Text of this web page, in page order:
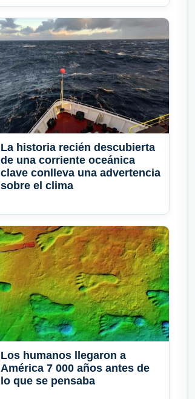
La historia recién descubierta
de una corriente oceánica
clave conlleva una advertencia
sobre el clima
Los humanos llegaron a
América 7 000 años antes de
lo que se pensaba